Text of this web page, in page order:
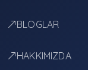
BLOGLAR
HAKKIMIZDA